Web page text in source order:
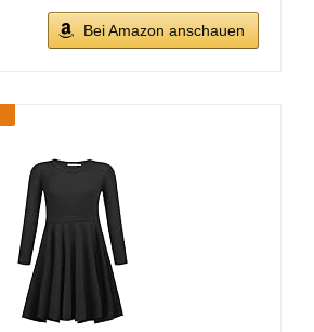
Bei Amazon anschauen